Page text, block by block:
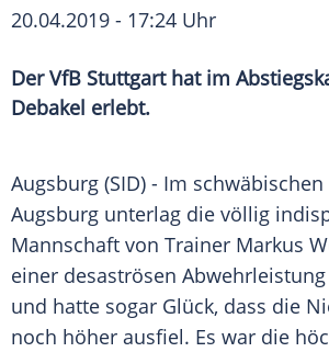
20.04.2019 - 17:24 Uhr
Der VfB Stuttgart hat im
Debakel erlebt.
Augsburg (SID) - Im
Augsburg unterlag die völlig
Mannschaft von Trainer Markus
einer desaströsen Abwehrleistung
und hatte sogar Glück, dass die
noch höher ausfiel. Es war die